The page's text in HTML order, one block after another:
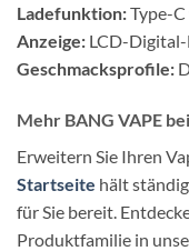
Ladefunktion:Type-
Anzeige: LCD-
Geschmacksprofile:
Mehr BANG VAPE
Erweitern Sie Ihren
Startseite hält
für Sie bereit.
Produktfamilie in